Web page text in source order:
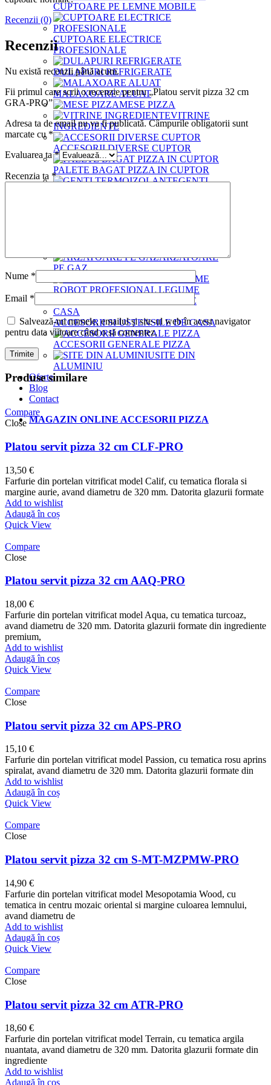
CUPTOARE PE LEMNE MOBILE
CUPTOARE ELECTRICE
PROFESIONALE
DULAPURI REFRIGERATE
MALAXOARE ALUAT
MESE PIZZA
VITRINE
INGREDIENTE
ACCESORII DIVERSE CUPTOR
PALETE BAGAT PIZZA IN CUPTOR
GENTI
ARZATOARE
PE GAZ
ROBOT PROFESIONAL LEGUME
ACCESORII SI USTENSILE DE CASA
ACCESORII GENERALE PIZZA
SITE DIN
ALUMINIU
Oferte
Blog
Contact
MAGAZIN ONLINE ACCESORII PIZZA
Recenzii (0)
Recenzii
Nu există recenzii până acum.
Fii primul care scrii o recenzie pentru „Platou servit pizza 32 cm
GRA-PRO”
Adresa ta de email nu va fi publicată. Câmpurile obligatorii sunt
marcate cu *
Evaluarea ta*
Recenzia ta *
Nume *
Email *
Salvează-mi numele, emailul și site-ul web în acest navigator
pentru data viitoare când o să comentez.
Produse similare
Compare
Close
Platou servit pizza 32 cm CLF-PRO
13,50 €
Farfurie din portelan vitrificat model Calif, cu tematica florala si
margine aurie, avand diametru de 320 mm. Datorita glazurii formate
Add to wishlist
Adaugă în coș
Quick View
Compare
Close
Platou servit pizza 32 cm AAQ-PRO
18,00 €
Farfurie din portelan vitrificat model Aqua, cu tematica turcoaz,
avand diametru de 320 mm. Datorita glazurii formate din ingrediente
premium,
Add to wishlist
Adaugă în coș
Quick View
Compare
Close
Platou servit pizza 32 cm APS-PRO
15,10 €
Farfurie din portelan vitrificat model Passion, cu tematica rosu aprins
spiralat, avand diametru de 320 mm. Datorita glazurii formate din
Add to wishlist
Adaugă în coș
Quick View
Compare
Close
Platou servit pizza 32 cm S-MT-MZPMW-PRO
14,90 €
Farfurie din portelan vitrificat model Mesopotamia Wood, cu
tematica in centru mozaic oriental si margine culoarea lemnului,
avand diametru de
Add to wishlist
Adaugă în coș
Quick View
Compare
Close
Platou servit pizza 32 cm ATR-PRO
18,60 €
Farfurie din portelan vitrificat model Terrain, cu tematica argila
nuantata, avand diametru de 320 mm. Datorita glazurii formate din
ingrediente
Add to wishlist
Adaugă în coș